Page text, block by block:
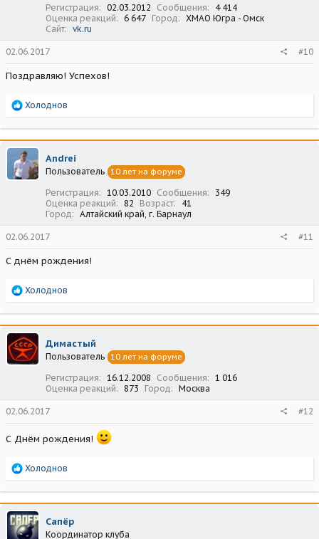
Регистрация
02.03.2012 Сообщения
4 414
Оценка реакций
6 647 Город
ХМАО Югра - Омск
Сайт
vk.ru
02.06.2017 #10
Поздравляю! Успехов!
Р
а
к
ц
и
и
Холоднов
Andrei
Пользователь 10 лет на форуме
Регистрация 10.03.2010 Сообщения
349
Оценка реакций
82 Возраст
41
Город
Алтайский край, г. Барнаул
02.06.2017 #11
С днём рождения!
Р
а
к
ц
и
и
Холоднов
Димастый
Пользователь 10 лет на форуме
Регистрация 16.12.2008 Сообщения
1 016
Оценка реакций
873 Город Москва
02.06.2017 #12
С Днём рождения!
Р
а
к
ц
и
и
Холоднов
Сапёр
Координатор клуба